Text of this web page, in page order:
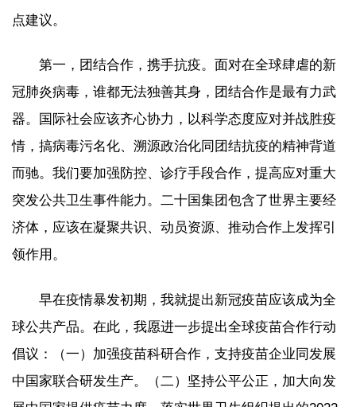
点建议。
第一，团结合作，携手抗疫。面对在全球肆虐的新
冠肺炎病毒，谁都无法独善其身，团结合作是最有力武
器。国际社会应该齐心协力，以科学态度应对并战胜疫
情，搞病毒污名化、溯源政治化同团结抗疫的精神背道
而驰。我们要加强防控、诊疗手段合作，提高应对重大
突发公共卫生事件能力。二十国集团包含了世界主要经
济体，应该在凝聚共识、动员资源、推动合作上发挥引
领作用。
早在疫情暴发初期，我就提出新冠疫苗应该成为全
球公共产品。在此，我愿进一步提出全球疫苗合作行动
倡议：（一）加强疫苗科研合作，支持疫苗企业同发展
中国家联合研发生产。（二）坚持公平公正，加大向发